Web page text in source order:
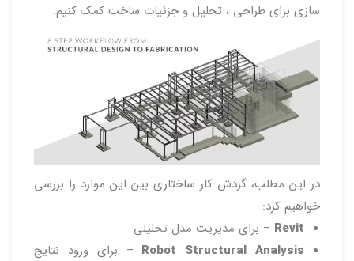
سازی برای طراحی ، تحلیل و جزئیات ساخت کمک کنیم.
در این مطلب، گردش کار ساختاری بین این موارد را بررسی
خواهیم کرد:
Revit – برای مدیریت مدل تحلیلی
Robot Structural Analysis – برای ورود نتایج